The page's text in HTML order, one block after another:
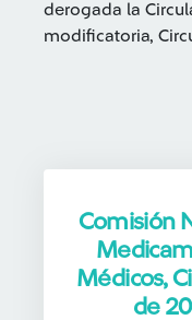
derogada la
modificatoria,
Comisión
Médicos,
de